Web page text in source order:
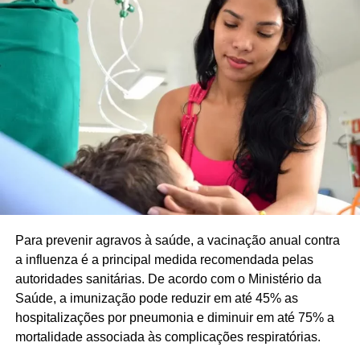
Para prevenir agravos à saúde, a vacinação anual contra
a influenza é a principal medida recomendada pelas
autoridades sanitárias. De acordo com o Ministério da
Saúde, a imunização pode reduzir em até 45% as
hospitalizações por pneumonia e diminuir em até 75% a
mortalidade associada às complicações respiratórias.